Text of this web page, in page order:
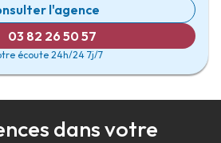
l'agence
03 82 26 50 57
écoute 24h/24 7j/7
dans votre